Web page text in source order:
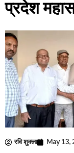
प्रदेश
रवि शुक्ला May 13,